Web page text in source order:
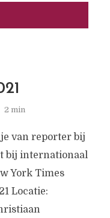
2 min
van reporter bij
bij internationaal
York Times
Locatie: